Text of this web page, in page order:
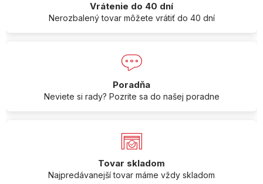
Vrátenie do 40 dní
Nerozbalený tovar môžete vrátiť do 40 dní
Poradňa
Neviete si rady? Pozrite sa do našej poradne
Tovar skladom
Najpredávanejší tovar máme vždy skladom